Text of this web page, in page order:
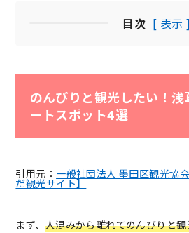
目次 [ 表示 ]
のんびりと観光したい！
ートスポット4選
引用元： 一般社団法人 墨田区観光協
だ観光サイト】
まず、 人混みから離れてのんびりと